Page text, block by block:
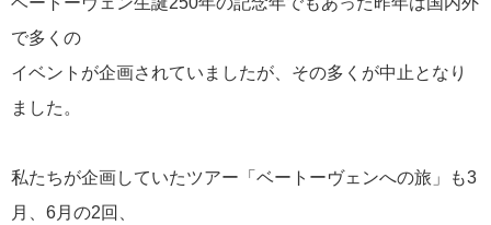
で多くの
イベントが企画されていましたが、その多くが中止となり
ました。
私たちが企画していたツアー「ベートーヴェンへの旅」も3
月、6月の2回、
お知らせ
講師同行ツアー 27